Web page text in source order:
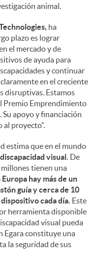
animal.
ha
plazo es lograr
el mercado y de
de ayuda para
y continuar
en el creciente
disruptivas. Estamos
Premio Emprendimiento
Su apoyo y financiación
al proyecto”.
estima que en el mundo
visual. De
tienen una
Europa hay más de un
guía y cerca de 10
cada día. Este
herramienta disponible
visual pueda
Egara constituye una
la seguridad de sus